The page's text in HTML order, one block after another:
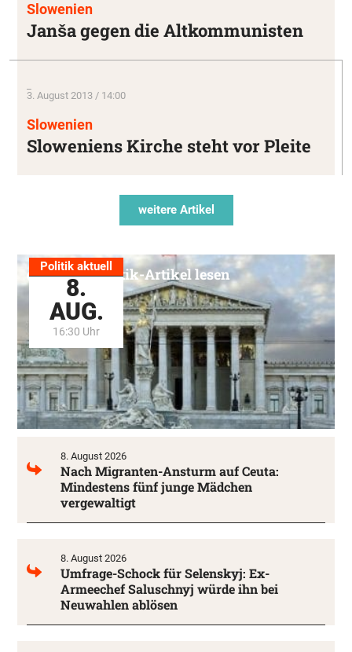
Slowenien
Janša gegen die Altkommunisten
3. August 2013 / 14:00
Slowenien
Sloweniens Kirche steht vor Pleite
weitere Artikel
Politik aktuell
8.
AUG.
16:30 Uhr
Alle Politik-Artikel lesen
8. August 2026
Nach Migranten-Ansturm auf Ceuta:
Mindestens fünf junge Mädchen
vergewaltigt
8. August 2026
Umfrage-Schock für Selenskyj: Ex-
Armeechef Saluschnyj würde ihn bei
Neuwahlen ablösen